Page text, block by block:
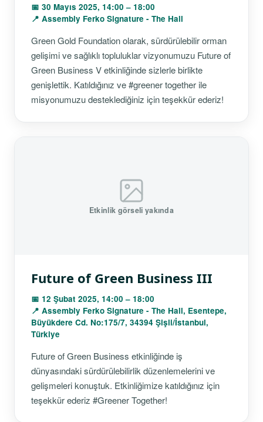
📅 30 Mayıs 2025, 14:00 – 18:00
📍 Assembly Ferko Signature - The Hall
Green Gold Foundation olarak, sürdürülebilir orman
gelişimi ve sağlıklı topluluklar vizyonumuzu Future of
Green Business V etkinliğinde sizlerle birlikte
genişlettik. Katıldığınız ve #greener together ile
misyonumuzu desteklediğiniz için teşekkür ederiz!
Etkinlik görseli yakında
Future of Green Business III
📅 12 Şubat 2025, 14:00 – 18:00
📍 Assembly Ferko Signature - The Hall, Esentepe,
Büyükdere Cd. No:175/7, 34394 Şişli/İstanbul,
Türkiye
Future of Green Business etkinliğinde iş
dünyasındaki sürdürülebilirlik düzenlemelerini ve
gelişmeleri konuştuk. Etkinliğimize katıldığınız için
teşekkür ederiz #Greener Together!